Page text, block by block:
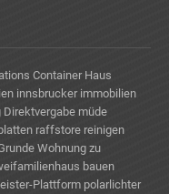
Container Haus
innsbrucker immobilien
Direktvergabe müde
raffstore reinigen
Wohnung zu
bauen
Plattform polarlichter